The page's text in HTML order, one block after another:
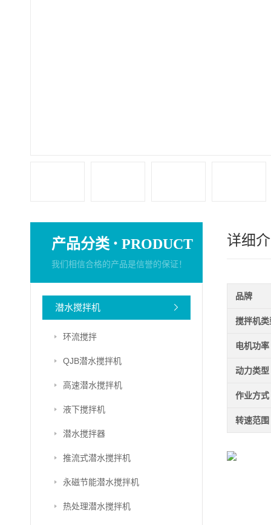
产品分类 · PRODUCT
我们相信合格的产品是信誉的保证！
潜水搅拌机
环流搅拌
QJB潜水搅拌机
高速潜水搅拌机
液下搅拌机
潜水搅拌器
推流式潜水搅拌机
永磁节能潜水搅拌机
热处理潜水搅拌机
详细
品牌
搅拌机类
电机功率
动力类型
作业方式
转速范围